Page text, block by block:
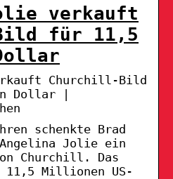
verkauft
für 11,5
Churchill-Bild
Dollar |
schenkte Brad
Jolie ein
Churchill. Das
Millionen US-